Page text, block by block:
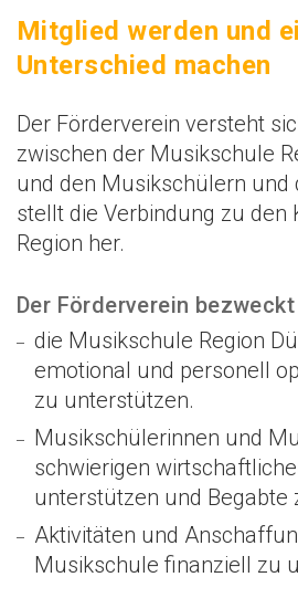
Mitglied werden und
Unterschied machen
Der Förderverein versteht
zwischen der Musikschule
und den Musikschülern und
stellt die Verbindung zu
Region her.
Der Förderverein bezweckt
die Musikschule Region
emotional und personell
zu unterstützen.
Musikschülerinnen und
schwierigen
unterstützen und Begabte
Aktivitäten und
Musikschule finanziell zu